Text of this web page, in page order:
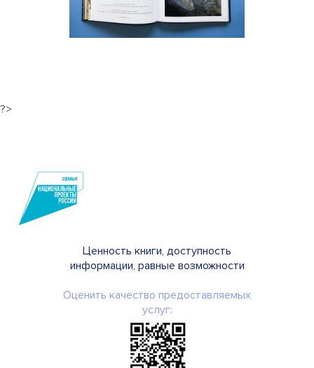
?>
Ценность книги, доступность
информации, равные возможности
Оценить качество предоставляемых
услуг: